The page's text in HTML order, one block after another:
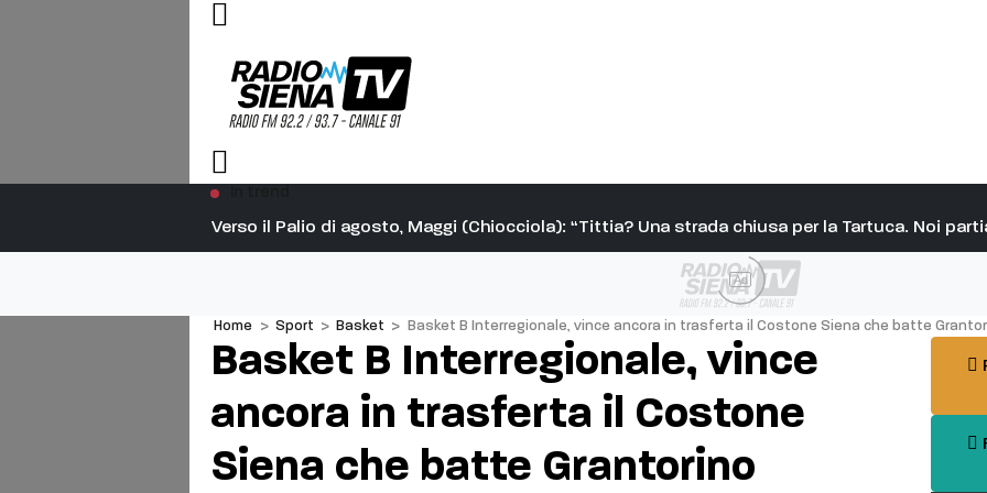
Verso il Palio di agosto, Maggi (Chiocciola): “Tittia? Una strada chiusa per la Tartuca. Noi
Ad
Home > Sport > Basket > Basket B Interregionale, vince ancora in trasferta il Costone Siena che batte
Basket B Interregionale, vince
ancora in trasferta il Costone
Siena che batte Grantorino